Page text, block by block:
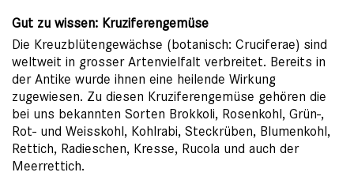
Gut zu wissen: Kruziferengemüse
Die Kreuzblütengewächse (botanisch: Cruciferae) sind
weltweit in grosser Artenvielfalt verbreitet. Bereits in
der Antike wurde ihnen eine heilende Wirkung
zugewiesen. Zu diesen Kruziferengemüse gehören die
bei uns bekannten Sorten Brokkoli, Rosenkohl, Grün-,
Rot- und Weisskohl, Kohlrabi, Steckrüben, Blumenkohl,
Rettich, Radieschen, Kresse, Rucola und auch der
Meerrettich.